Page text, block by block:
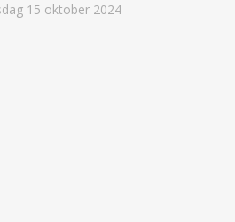
15 oktober 2024